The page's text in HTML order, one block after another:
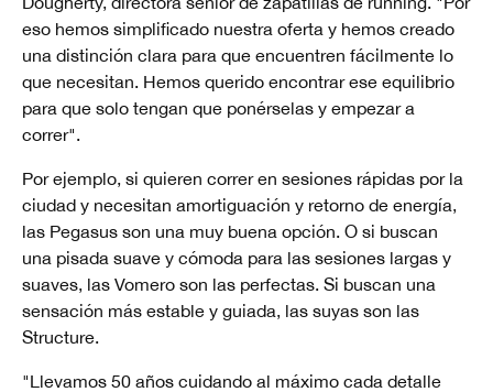
eso hemos simplificado nuestra oferta y hemos creado
una distinción clara para que encuentren fácilmente lo
que necesitan. Hemos querido encontrar ese equilibrio
para que solo tengan que ponérselas y empezar a
correr".
Por ejemplo, si quieren correr en sesiones rápidas por la
ciudad y necesitan amortiguación y retorno de energía,
las Pegasus son una muy buena opción. O si buscan
una pisada suave y cómoda para las sesiones largas y
suaves, las Vomero son las perfectas. Si buscan una
sensación más estable y guiada, las suyas son las
Structure.
"Llevamos 50 años cuidando al máximo cada detalle